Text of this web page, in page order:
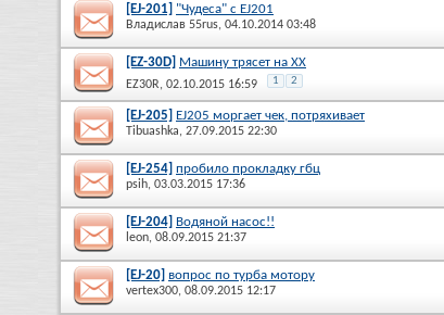
[EJ-201] "Чудеса" с EJ201
Владислав 55rus, 04.10.2014 03:48
[EZ-30D] Машину трясет на ХХ
EZ30R, 02.10.2015 16:59 1 2
[EJ-205] EJ205 моргает чек, потряхивает
Tibuashka, 27.09.2015 22:30
[EJ-254] пробило прокладку гбц
psih, 03.03.2015 17:36
[EJ-204] Водяной насос!!
leon, 08.09.2015 21:37
[EJ-20] вопрос по турба мотору
vertex300, 08.09.2015 12:17